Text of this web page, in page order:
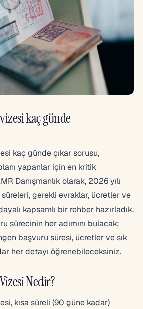
kaç günde
kaç günde çıkar sorusu,
yapanlar için en kritik
Danışmanlık olarak, 2026 yılı
gerekli evraklar, ücretler ve
kapsamlı bir rehber hazırladık.
sürecinin her adımını bulacak;
başvuru süresi, ücretler ve sık
her detayı öğrenebileceksiniz.
Nedir?
kısa süreli (90 güne kadar)